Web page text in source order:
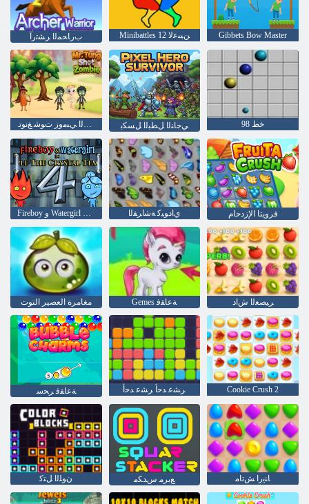
ﺏﺭﺎﺤﻤﻟﺍ ﺮﺸﺗﺭﺁ Minibattles ﻦﻴﺒﻋﻻ 12 Gibbets Bow Master
.ﺪﻴﺴﻟﺍ ﻲﺒﻣﻭﺯ ﺕﻮﺷ ﻎﻧﻮﺗ ﻲﺟﺎﻨﻟﺍ ﻞﻄﺒﻟﺍ ﻞﺴﻜﺑ خط 98
Fireboy ﻭ Watergirl 4: Crystal Temple ﻱﺍﺩﻮﻴﻛ ﺔﺷﺍﺮﻔﻟﺍ فرويتا الإزدحام
مغامرة العصير التوت Gemes ﺔﻋﺎﻘﻓ ﺮﻴﺼﻌﻟﺍ ﺵﺍﺩ
ﺔﻋﺎﻘﻓ ﺮﺤﺳ ﺮﺸﻋ ﺪﺣﺃ ﺮﺸﻋ ﺪﺣﺃ Cookie Crush 2
ﻥﻮﻠﻟﺍ ﻞﺘﻛ ﻊﺑﺮﻣ ﺱﺪﻜﻣ ﺎﻨﻳﺭﺍ ﺶﺗﺎﻣ